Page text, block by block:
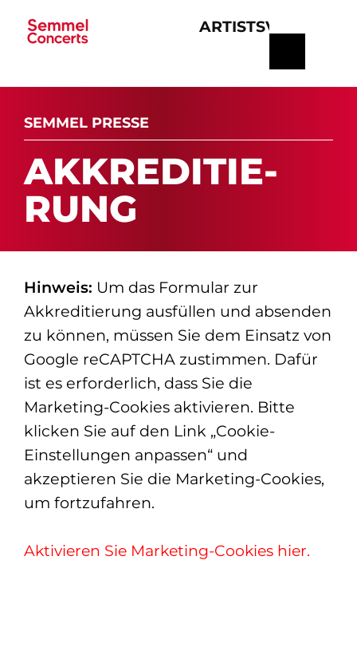
ARTISTS
SEMMEL PRESSE
AK­K­RE­DI­TIE­
RUNG
Hinweis: Um das Formular zur
Akkreditierung ausfüllen und absenden
zu können, müssen Sie dem Einsatz von
Google reCAPTCHA zustimmen. Dafür
ist es erforderlich, dass Sie die
Marketing-Cookies aktivieren. Bitte
klicken Sie auf den Link „Cookie-
Einstellungen anpassen“ und
akzeptieren Sie die Marketing-Cookies,
um fortzufahren.
Aktivieren Sie Marketing-Cookies hier.